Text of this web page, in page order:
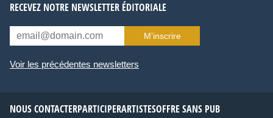
RECEVEZ NOTRE NEWSLETTER ÉDITORIALE
M’inscrire
Voir les précédentes newsletters
NOUS CONTACTERPARTICIPERARTISTESOFFRE SANS PUB